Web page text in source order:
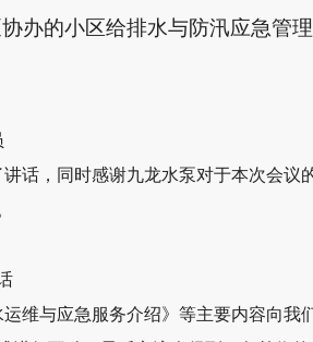
办的小区给排水与防汛应急管
话，同时感谢九龙水泵对于本次会议
维与应急服务介绍》等主要内容向我